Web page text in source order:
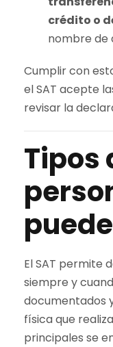
crédito o
nombre de
Cumplir con
el SAT acepte
revisar la
Tipos
El SAT permite
siempre y
documentados
física que
principales se